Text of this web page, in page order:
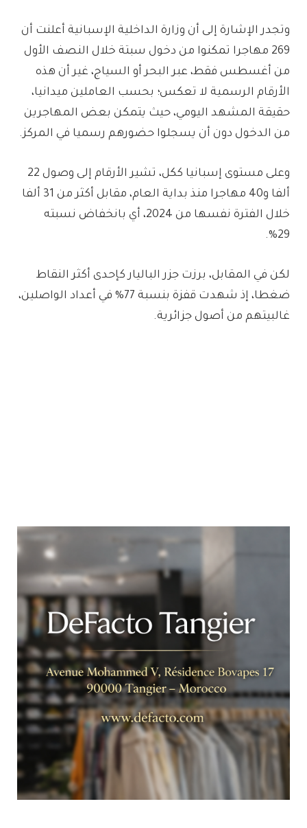
وتجدر الإشارة إلى أن وزارة الداخلية الإسبانية أعلنت أن
269 مهاجرا تمكنوا من دخول سبتة خلال النصف الأول
من أغسطس فقط، عبر البحر أو السياج، غير أن هذه
الأرقام الرسمية لا تعكس؛ بحسب العاملين ميدانيا،
حقيقة المشهد اليومي، حيث يتمكن بعض المهاجرين
من الدخول دون أن يسجلوا حضورهم رسميا في المركز.
وعلى مستوى إسبانيا ككل، تشير الأرقام إلى وصول 22
ألفا و40 مهاجرا منذ بداية العام، مقابل أكثر من 31 ألفا
خلال الفترة نفسها من 2024، أي بانخفاض نسبته
29%.
لكن في المقابل، برزت جزر الباليار كإحدى أكثر النقاط
ضغطا، إذ شهدت قفزة بنسبة 77% في أعداد الواصلين،
غالبيتهم من أصول جزائرية.